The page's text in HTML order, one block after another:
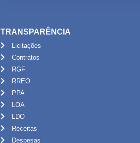
TRANSPARÊNCIA
Licitações
Contratos
RGF
RREO
PPA
LOA
LDO
Receitas
Despesas